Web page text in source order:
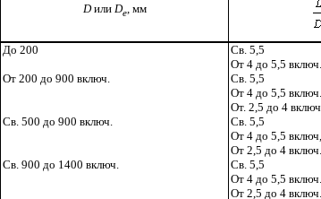
Dили De , мм
До 200
Св. 5,5
От 4 до 5,5 включ.
От 200 до 900 включ.
Св. 5,5
От 4 до 5,5 включ.
От. 2,5 до 4 включ.
Св. 500 до 900 включ.
Св. 5,5
От 4 до 5,5 включ,
От 2,5 до 4 включ.
Св. 900 до 1400 включ.
Св. 5,5
От 4 до 5,5 включ.
От 2,5 до 4 включ.